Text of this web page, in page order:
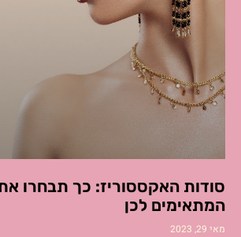
סודות האקססוריז: כך תבחרו
המתאימים לכן
מאי 29, 2023